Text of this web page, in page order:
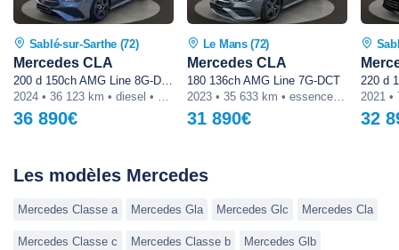
Sablé-sur-Sarthe (72)
Mercedes CLA
200 d 150ch AMG Line 8G-DCT
2024 • 36 123 km • diesel • automatique
36 890€
Le Mans (72)
Mercedes CLA
180 136ch AMG Line 7G-DCT
2023 • 35 633 km • essence • automatique
31 890€ 32
Les modèles Mercedes
Mercedes Classe a Mercedes Gla Mercedes Glc Mercedes Cla
Mercedes Classe c Mercedes Classe b Mercedes Glb